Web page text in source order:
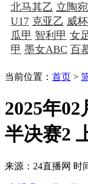
北马其乙 立陶
U17 克亚乙 威杯
瓜甲 智利甲 女
甲 墨女ABC 百
当前位置： 首页 >
2025年
半决赛2
来源：24直播网 时